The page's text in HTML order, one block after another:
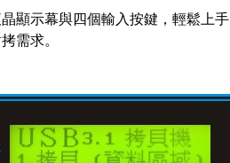
顯示幕與四個輸入按鍵，輕鬆上
需求。